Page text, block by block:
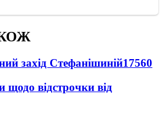
захід Стефанішиній17560
щодо відстрочки від